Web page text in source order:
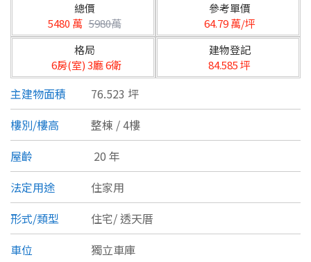
基隆市
新北市
宜蘭縣
桃園市
新竹市
新竹縣
苗栗縣
台中市
類型(可複選)
不拘 公寓 電梯大樓 套房
別墅 透天厝 樓中樓 華廈
農舍 辦公 店面 工廠
總價
5480 萬5980萬
參考單價
64.79 萬/坪
格局
6房(室) 3廳 6衛
建物登記
84.585 坪
主建物面積
76.523 坪
樓別/樓高
整棟 / 4樓
屋齡
20 年
法定用途
住家用
形式/類型
住宅/透天厝
車位
獨立車庫